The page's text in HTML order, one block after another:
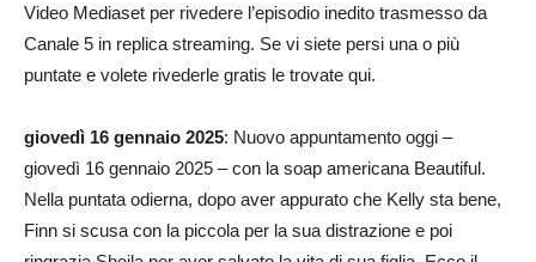
Video Mediaset per rivedere l’episodio inedito trasmesso da
Canale 5 in replica streaming. Se vi siete persi una o più
puntate e volete rivederle gratis le trovate qui.
giovedì 16 gennaio 2025: Nuovo appuntamento oggi –
giovedì 16 gennaio 2025 – con la soap americana Beautiful.
Nella puntata odierna, dopo aver appurato che Kelly sta bene,
Finn si scusa con la piccola per la sua distrazione e poi